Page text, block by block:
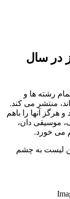
در سال
رشته ها و
منتشر می کند.
هرگز آنها را باهم
موسیقی دان،
می خورد.
لیست به چشم